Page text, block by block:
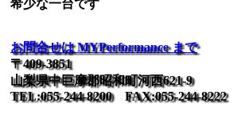
希少な一台です
お問合せは MYPerformance まで
〒409-3851
山梨県中巨摩郡昭和町河西621-9
TEL:055-244-8200 FAX:055-244-8222